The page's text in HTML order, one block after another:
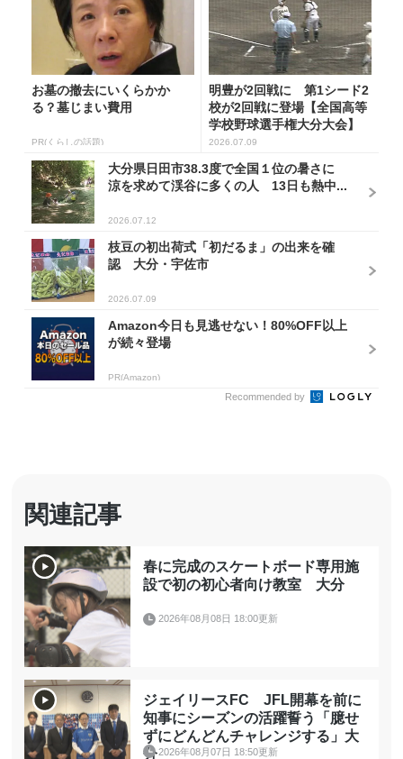
お墓の撤去にいくらかか
る？墓じまい費用
PR(くらしの話題)
明豊が2回戦に 第1シード2
校が2回戦に登場【全国高等
学校野球選手権大分大会】
2026.07.09
大分県日田市38.3度で全国１位の暑さに
涼を求めて渓谷に多くの人 13日も熱中...
2026.07.12
枝豆の初出荷式「初だるま」の出来を確
認 大分・宇佐市
2026.07.09
Amazon今日も見逃せない！80%OFF以上
が続々登場
PR(Amazon)
Recommended by
関連記事
春に完成のスケートボード専用施
設で初の初心者向け教室 大分
2026年08月08日 18:00更新
ジェイリースFC JFL開幕を前に
知事にシーズンの活躍誓う「臆せ
ずにどんどんチャレンジする」大
分2026年08月07日 18:50更新